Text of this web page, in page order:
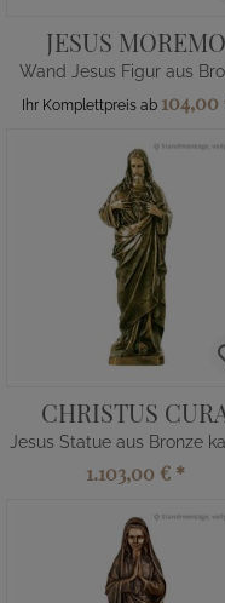
JESUS MOREMO
Wand Jesus Figur aus
Ihr Komplettpreis ab 104,00
CHRISTUS
Jesus Statue aus Bronze
1.103,00 € *